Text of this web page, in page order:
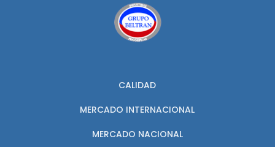
CALIDAD
MERCADO INTERNACIONAL
MERCADO NACIONAL